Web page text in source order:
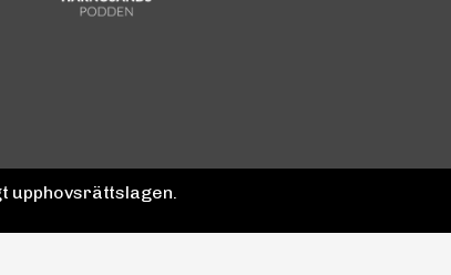
upphovsrättslagen.